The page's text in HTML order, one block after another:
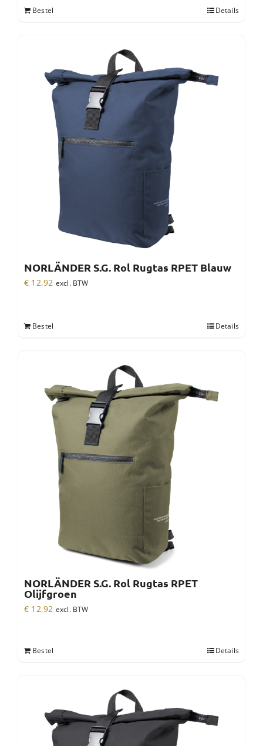
Bestel Details
NORLÄNDER S.G. Rol Rugtas RPET Blauw
€ 12,92 excl. BTW
Bestel Details
NORLÄNDER S.G. Rol Rugtas RPET
Olijfgroen
€ 12,92 excl. BTW
Bestel Details